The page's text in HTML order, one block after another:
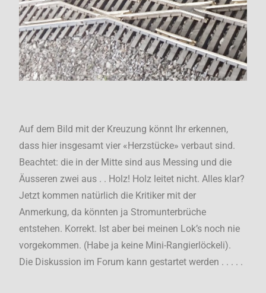
Auf dem Bild mit der Kreuzung könnt Ihr erkennen,
dass hier insgesamt vier «Herzstücke» verbaut sind.
Beachtet: die in der Mitte sind aus Messing und die
Äusseren zwei aus . . Holz! Holz leitet nicht. Alles klar?
Jetzt kommen natürlich die Kritiker mit der
Anmerkung, da könnten ja Stromunterbrüche
entstehen. Korrekt. Ist aber bei meinen Lok’s noch nie
vorgekommen. (Habe ja keine Mini-Rangierlöckeli).
Die Diskussion im Forum kann gestartet werden . . . . .